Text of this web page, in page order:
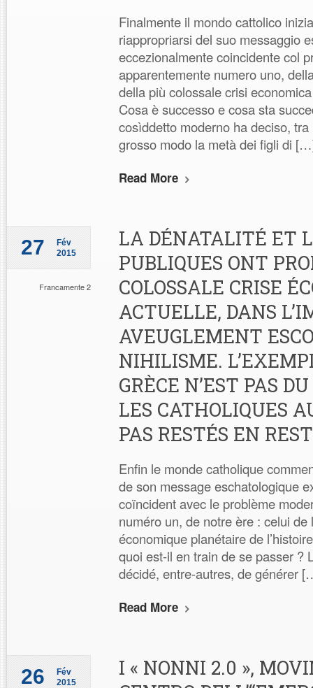
Finalmente il mondo cattolico
riappropriarsi del suo messaggio
eccezionalmente coincidente col
apparentemente numero uno,
della più colossale crisi
Cosa è successo e cosa sta
cosìddetto moderno ha deciso, tra
grosso modo la metà dei figli di
Read More
27
Fév
2015
Francamente 2
LA DÉNATALITÉ ET
PUBLIQUES ONT
COLOSSALE CRISE
ACTUELLE, DANS
AVEUGLEMENT
NIHILISME.
GRÈCE N’EST PAS
LES CATHOLIQUES
PAS RESTÉS EN
Enfin le monde catholique
de son message eschatologique
coïncident avec le problème
numéro un, de notre ère : celui
économique planétaire de
quoi est-il en train de se passer ?
décidé, entre-autres, de générer
Read More
26
Fév
2015
I « NONNI 2.0 »,